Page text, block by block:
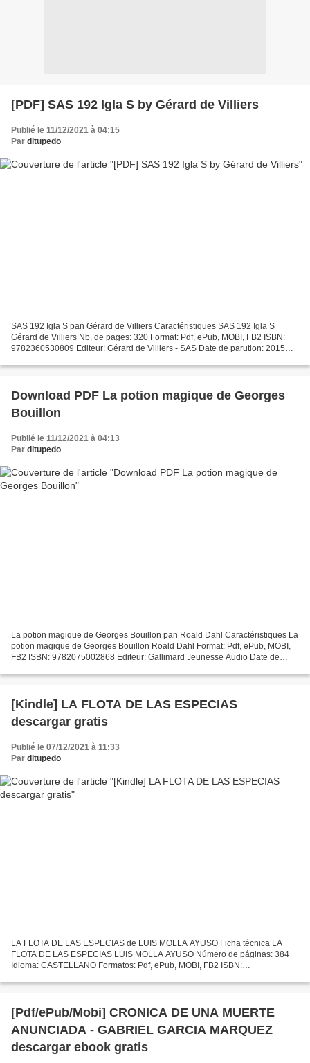
[PDF] SAS 192 Igla S by Gérard de Villiers
Publié le 11/12/2021 à 04:15
Par ditupedo
SAS 192 Igla S pan Gérard de Villiers Caractéristiques SAS 192 Igla S
Gérard de Villiers Nb. de pages: 320 Format: Pdf, ePub, MOBI, FB2 ISBN:
9782360530809 Editeur: Gérard de Villiers - SAS Date de parution: 2015
Download PDF La potion magique de Georges
Bouillon
Publié le 11/12/2021 à 04:13
Par ditupedo
La potion magique de Georges Bouillon pan Roald Dahl Caractéristiques La
potion magique de Georges Bouillon Roald Dahl Format: Pdf, ePub, MOBI,
FB2 ISBN: 9782075002868 Editeur: Gallimard Jeunesse Audio Date de
[Kindle] LA FLOTA DE LAS ESPECIAS
descargar gratis
Publié le 07/12/2021 à 11:33
Par ditupedo
LA FLOTA DE LAS ESPECIAS de LUIS MOLLA AYUSO Ficha técnica LA
FLOTA DE LAS ESPECIAS LUIS MOLLA AYUSO Número de páginas: 384
Idioma: CASTELLANO Formatos: Pdf, ePub, MOBI, FB2 ISBN:
Descargar eBook...
[Pdf/ePub/Mobi] CRONICA DE UNA MUERTE
ANUNCIADA - GABRIEL GARCIA MARQUEZ
descargar ebook gratis